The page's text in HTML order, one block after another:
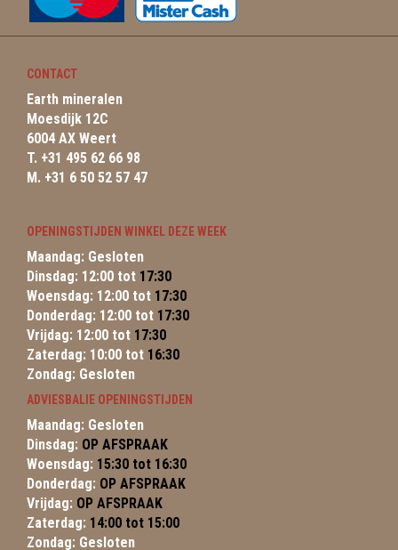
CONTACT
Earth mineralen
Moesdijk 12C
6004 AX Weert
T. +31 495 62 66 98
M. +31 6 50 52 57 47
OPENINGSTIJDEN WINKEL DEZE WEEK
Maandag: Gesloten
Dinsdag: 12:00 tot 17:30
Woensdag: 12:00 tot 17:30
Donderdag: 12:00 tot 17:30
Vrijdag: 12:00 tot 17:30
Zaterdag: 10:00 tot 16:30
Zondag: Gesloten
ADVIESBALIE OPENINGSTIJDEN
Maandag: Gesloten
Dinsdag: OP AFSPRAAK
Woensdag: 15:30 tot 16:30
Donderdag: OP AFSPRAAK
Vrijdag: OP AFSPRAAK
Zaterdag: 14:00 tot 15:00
Zondag: Gesloten